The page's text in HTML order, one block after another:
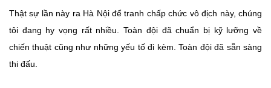
Thật sự lần này ra Hà Nội để tranh chấp chức vô địch này, chúng
tôi đang hy vọng rất nhiều. Toàn đội đã chuẩn bị kỹ lưỡng về
chiến thuật cũng như những yếu tố đi kèm. Toàn đội đã sẵn sàng
thi đấu.